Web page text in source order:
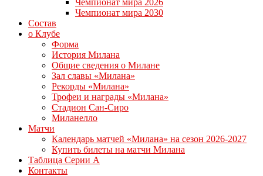
Чемпионат мира 2026
Чемпионат мира 2030
Состав
о Клубе
Форма
История Милана
Общие сведения о Милане
Зал славы «Милана»
Рекорды «Милана»
Трофеи и награды «Милана»
Стадион Сан-Сиро
Миланелло
Матчи
Календарь матчей «Милана» на сезон 2026-2027
Купить билеты на матчи Милана
Таблица Серии А
Контакты